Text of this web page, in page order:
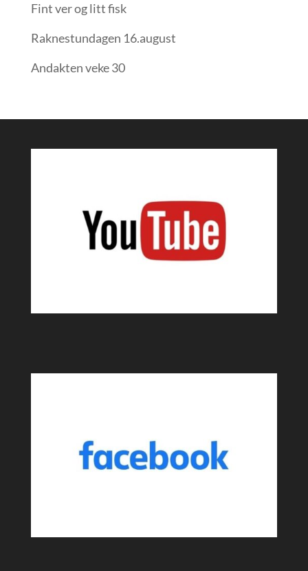
Fint ver og litt fisk
Raknestundagen 16.august
Andakten veke 30